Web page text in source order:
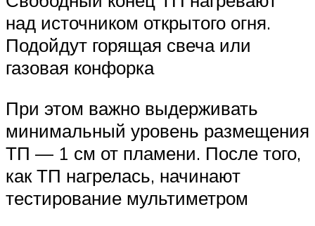
над источником открытого огня.
Подойдут горящая свеча или
газовая конфорка
При этом важно выдерживать
минимальный уровень размещения
ТП — 1 см от пламени. После того,
как ТП нагрелась, начинают
тестирование мультиметром